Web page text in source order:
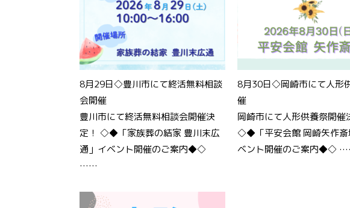
8月29日◇豊川市にて終活無料相談
会開催
豊川市にて終活無料相談会開催決
定！ ◇◆「家族葬の結家 豊川末広
通」イベント開催のご案内◆◇
……
8月30日◇岡崎市にて人形
催
岡崎市にて人形供養祭開催
◇◆「平安会館 岡崎矢作斎
ベント開催のご案内◆◇